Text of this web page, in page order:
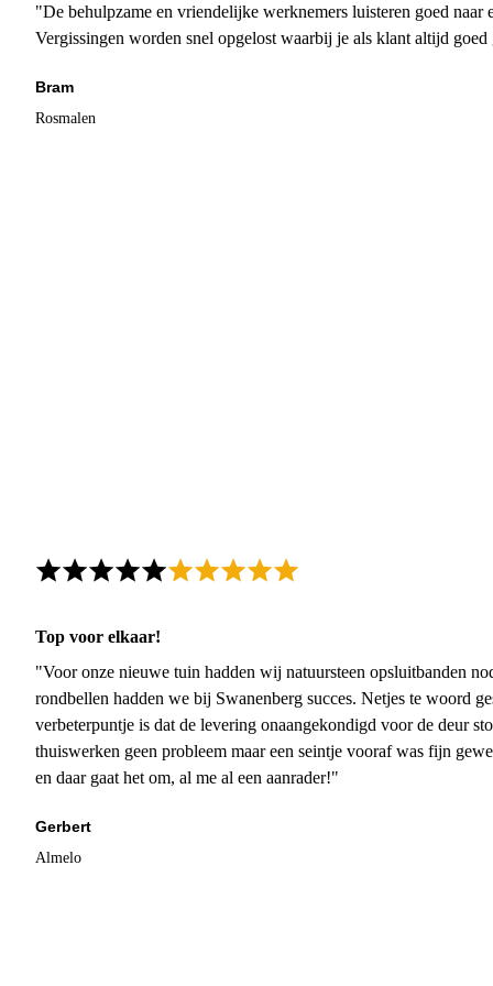
"De behulpzame en vriendelijke werknemers luisteren goed naar
Vergissingen worden snel opgelost waarbij je als klant altijd
Bram
Rosmalen
Top voor elkaar!
"Voor onze nieuwe tuin hadden wij natuursteen opsluitbanden
rondbellen hadden we bij Swanenberg succes. Netjes te woord
verbeterpuntje is dat de levering onaangekondigd voor de deur
thuiswerken geen probleem maar een seintje vooraf was fijn
en daar gaat het om, al me al een aanrader!"
Gerbert
Almelo